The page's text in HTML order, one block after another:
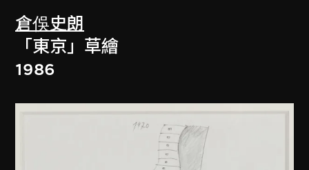
倉俁史朗
「東京」草繪
1986